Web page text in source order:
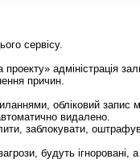
сервісу.
адміністрація
причин.
обліковий запис
видалено.
заблокувати,
будуть ігноровані, а